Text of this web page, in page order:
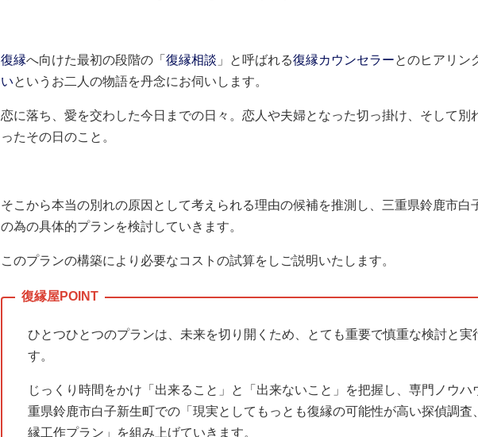
復縁へ向けた最初の段階の「 復縁相談 」と呼ばれる復縁カウンセラーとのヒアリン
いというお二人の物語を丹念にお伺いします。
恋に落ち、愛を交わした今日までの日々。恋人や夫婦となった切っ掛け、そして別
ったその日のこと。
そこから本当の別れの原因として考えられる理由の候補を推測し、三重県鈴鹿市白
の為の具体的プランを検討していきます。
このプランの構築により必要なコストの試算をしご説明いたします。
ひとつひとつのプランは、未来を切り開くため、とても重要で慎重な検討と実
す。
じっくり時間をかけ「出来ること」と「出来ないこと」を把握し、専門ノウハ
重県鈴鹿市白子新生町での「現実としてもっとも復縁の可能性が高い探偵調査
縁工作プラン」を組み上げていきます。